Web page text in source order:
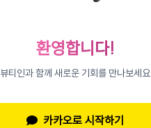
환영합니다!
뷰티인과 함께 새로운 기회를 만나보세요
카카오로 시작하기